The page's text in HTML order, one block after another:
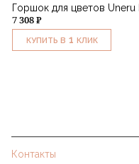
Горшок для цветов
7 308 ₽
КУПИТЬ В 1 КЛИК
Контакты